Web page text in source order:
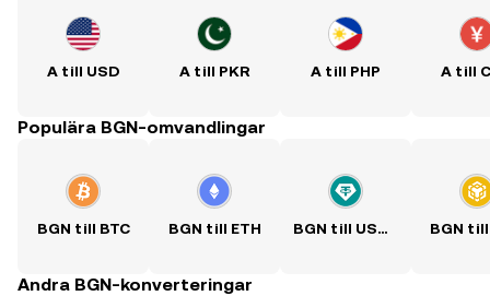
A till USD A till PKR A till PHP A till
Populära BGN-omvandlingar
BGN till BTC BGN till ETH BGN till USDT BGN till
Andra BGN-konverteringar